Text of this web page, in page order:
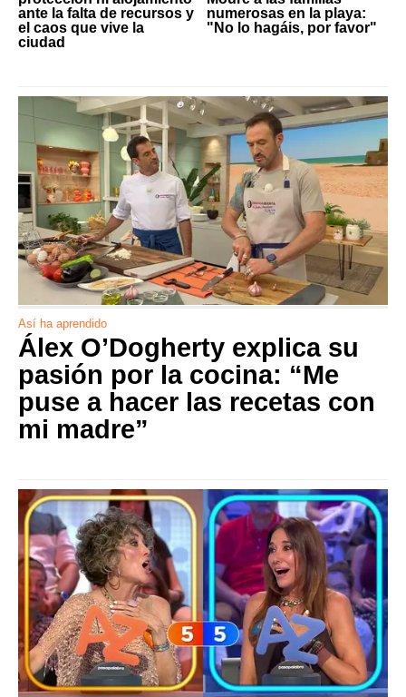
ante la falta de recursos y
el caos que vive la
ciudad
numerosas en la playa:
"No lo hagáis, por favor"
Así ha aprendido
Álex O’Dogherty explica su
pasión por la cocina: “Me
puse a hacer las recetas con
mi madre”